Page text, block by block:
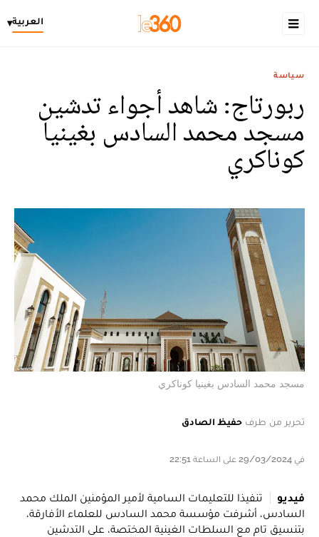
العربية▾
سياسة
ربورتاج: شاهد أجواء تدشين
مسجد محمد السادس بغينيا
كوناكري
مسجد محمد السادس بغينيا كوناكري
تحرير من طرف حفيظ الصادق
في 29/03/2024 على الساعة 22:51
فيديو
تنفيذا للتعليمات السامية لأمير المؤمنين الملك محمد
السادس، أشرفت مؤسسة محمد السادس للعلماء الأفارقة،
بتنسيق تام مع السلطات الغينية المختصة، على التدشين